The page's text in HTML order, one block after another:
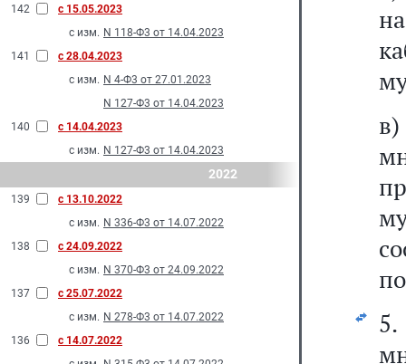
142
с 15.05.2023
с изм. N 118-Ф3 от 14.04.2023
141
с 28.04.2023
с изм. N 4-Ф3 от 27.01.2023
N 127-Ф3 от 14.04.2023
140
с 14.04.2023
с изм. N 127-Ф3 от 14.04.2023
2022
139
с 13.10.2022
с изм. N 336-Ф3 от 14.07.2022
138
с 24.09.2022
с изм. N 370-Ф3 от 24.09.2022
137
с 25.07.2022
с изм. N 278-Ф3 от 14.07.2022
136
с 14.07.2022